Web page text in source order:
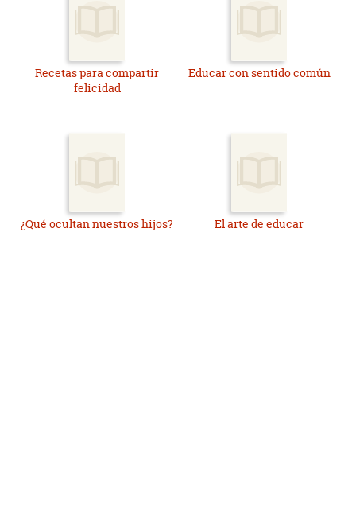
Recetas para compartir
felicidad
Educar con sentido común
¿Qué ocultan nuestros hijos? El arte de educar